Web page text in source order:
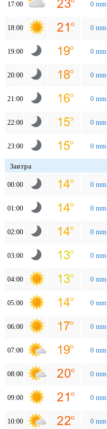
17:00 0 mm
18:00 0 mm
19:00 0 mm
20:00 0 mm
21:00 0 mm
22:00 0 mm
23:00 0 mm
Завтра
00:00 0 mm
01:00 0 mm
02:00 0 mm
03:00 0 mm
04:00 0 mm
05:00 0 mm
06:00 0 mm
07:00 0 mm
08:00 0 mm
09:00 0 mm
10:00 0 mm